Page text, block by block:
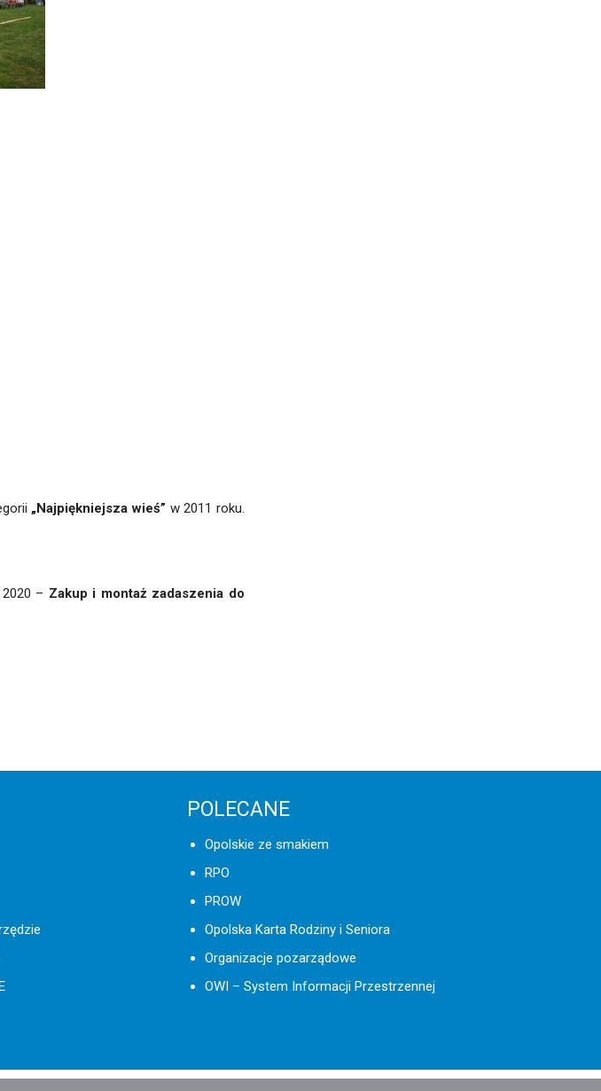
„Najpiękniejsza wieś” w 2011 roku.
– Zakup i montaż zadaszenia do
POLECANE
Opolskie ze smakiem
RPO
PROW
Opolska Karta Rodziny i Seniora
Organizacje pozarządowe
OWI – System Informacji Przestrzennej